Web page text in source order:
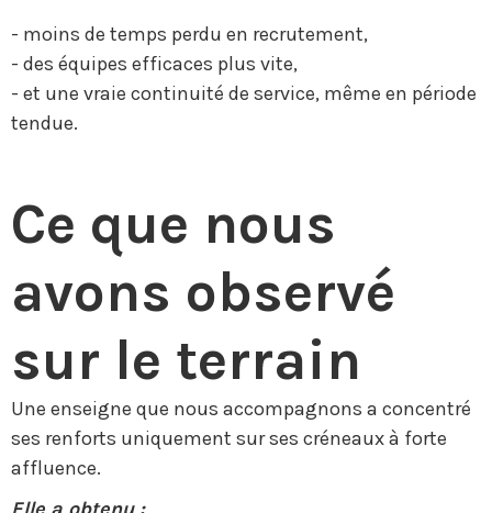
- moins de temps perdu en recrutement,
- des équipes efficaces plus vite,
- et une vraie continuité de service, même en période
tendue.
Ce que nous
avons observé
sur le terrain
Une enseigne que nous accompagnons a concentré
ses renforts uniquement sur ses créneaux à forte
affluence.